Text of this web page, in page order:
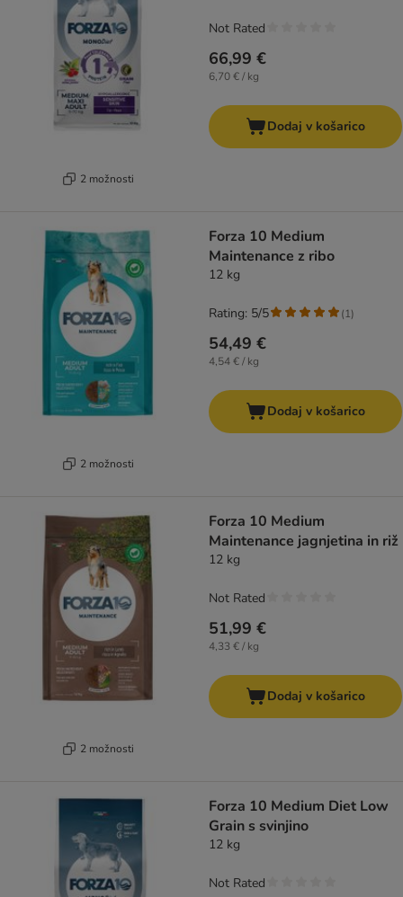
2 možnosti
66,99 €
6,70 € / kg
Not Rated
Dodaj v košarico
2 možnosti
Forza 10 Medium
Maintenance z ribo
12 kg
54,49 €
4,54 € / kg
Rating: 5/5 (1)
Dodaj v košarico
2 možnosti
Forza 10 Medium
Maintenance jagnjetina in riž
12 kg
51,99 €
4,33 € / kg
Not Rated
Dodaj v košarico
Forza 10 Medium Diet Low
Grain s svinjino
12 kg
Not Rated